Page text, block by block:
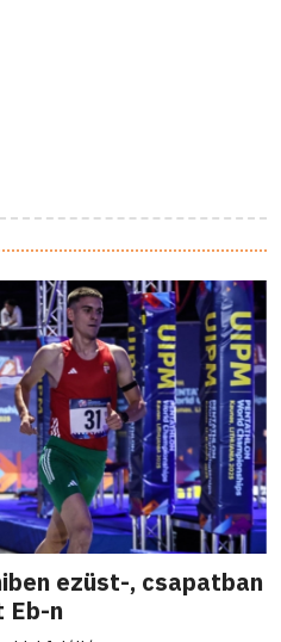
ezüst-, csapatban
Eb-n